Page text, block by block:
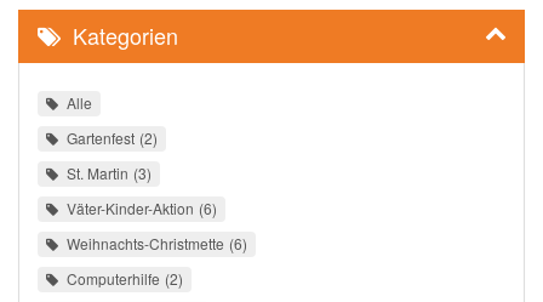
Kategorien
Alle
Gartenfest 2
St. Martin 3
Väter-Kinder-Aktion 6
Weihnachts-Christmette 6
Computerhilfe 2